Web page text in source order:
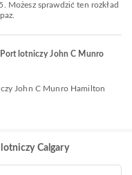
Możesz sprawdzić ten rozkład
lotniczy John C Munro
Calgary